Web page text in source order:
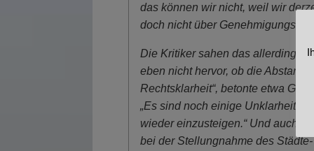
das können wir nicht, weil wir
doch nicht über
Die Kritiker sahen das allerdings
eben nicht hervor, ob die
Rechtsklarheit“, betonte etwa
„Es sind noch einige Unklarheiten
wieder einzusteigen.“ Und auch
bei der Stellungnahme des